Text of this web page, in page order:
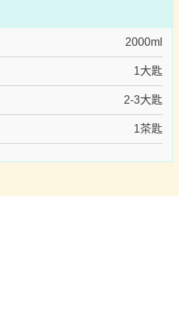
2000ml
1大匙
2-3大匙
1茶匙